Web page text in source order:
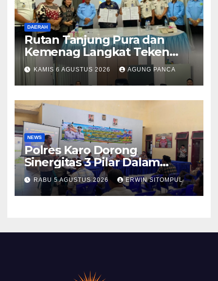
DAERAH
Rutan Tanjung Pura dan
Kemenag Langkat Teken
PKS Pembinaan Kerohanian
Warga Binaan
KAMIS 6 AGUSTUS 2026 AGUNG PANCA
NEWS
Polres Karo Dorong
Sinergitas 3 Pilar Dalam
Pelatihan Pencengahan dan
Mitigasi Bencana Tahun 2026
RABU 5 AGUSTUS 2026 ERWIN SITOMPUL